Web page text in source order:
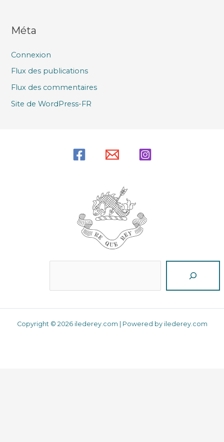
Méta
Connexion
Flux des publications
Flux des commentaires
Site de WordPress-FR
Copyright © 2026 ilederey.com | Powered by ilederey.com